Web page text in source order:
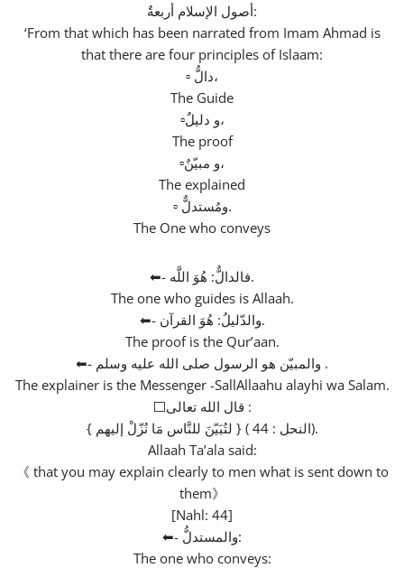
أصول الإسلام أربعةٌ:
‘From that which has been narrated from Imam Ahmad is
that there are four principles of Islaam:
▫ دالُّ،
The Guide
▫و دليلٌ،
The proof
▫و مبيّنٌ،
The explained
▫ ومُستدلٌّ.
The One who conveys
⬅- فالدالٌّ: هُوَ اللَّه.
The one who guides is Allaah.
⬅- والدّليلُ: هُوَ القرآن.
The proof is the Qur’aan.
⬅- والمبيّن هو الرسول صلى الله عليه وسلم .
The explainer is the Messenger -SallAllaahu alayhi wa Salam.
⬜قال الله تعالى :
{ لتُبَيّنَ للنَّاس مَا نُزّلْ إليهم } ( النحل : 44).
Allaah Ta’ala said:
《 that you may explain clearly to men what is sent down to
them》
[Nahl: 44]
⬅- والمستدلُّ:
The one who conveys: